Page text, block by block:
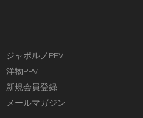
ジャポルノPPV
洋物PPV
新規会員登録
メールマガジン